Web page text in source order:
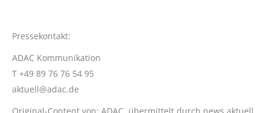
Pressekontakt:
ADAC Kommunikation
T +49 89 76 76 54 95
aktuell@adac.de